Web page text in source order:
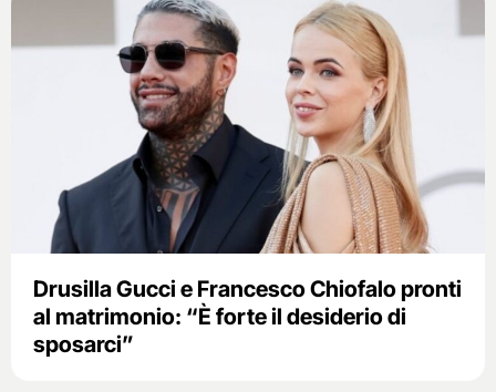
Drusilla Gucci e Francesco Chiofalo pronti
al matrimonio: “È forte il desiderio di
sposarci”